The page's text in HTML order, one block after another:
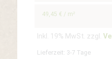
49,45 € / m²
Inkl. 19% MwSt. zzgl.
Lieferzeit: 3-7 Tage